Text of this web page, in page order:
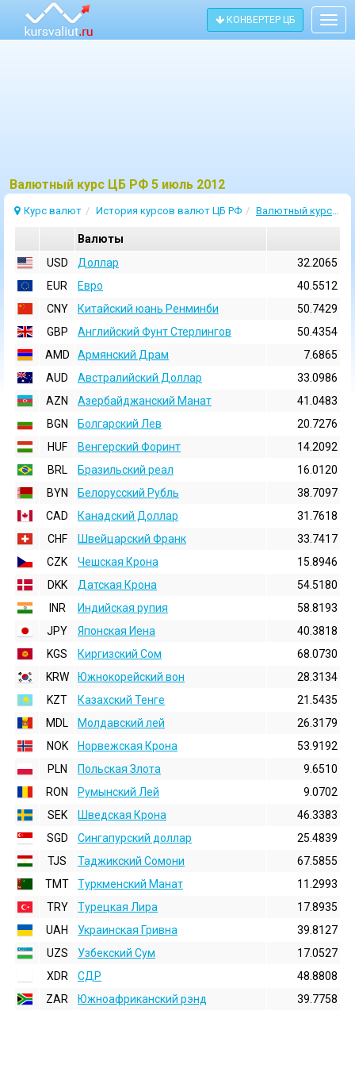
КОНВЕРТЕР ЦБ
Bалютный курс ЦБ РФ 5 июль 2012
Курс валют История курсов валют ЦБ РФ Валютный курс 5 Июль 2012
Валюты
USD
Доллар
32.2065
EUR
Евро
40.5512
CNY
Китайский юань Ренминби
50.7429
GBP
Английский Фунт Стерлингов
50.4354
AMD
Армянский Драм
7.6865
AUD
Австралийский Доллар
33.0986
AZN
Азербайджанский Манат
41.0483
BGN
Болгарский Лев
20.7276
HUF
Венгерский Форинт
14.2092
BRL
Бразильский реал
16.0120
BYN
Белорусский Рубль
38.7097
CAD
Канадский Доллар
31.7618
CHF
Швейцарский Франк
33.7417
CZK
Чешская Крона
15.8946
DKK
Датская Крона
54.5180
INR
Индийская pупия
58.8193
JPY
Японская Иена
40.3818
KGS
Киргизский Сом
68.0730
KRW
Южнокорейский вон
28.3134
KZT
Казахский Тенге
21.5435
MDL
Молдавский лей
26.3179
NOK
Норвежская Крона
53.9192
PLN
Польская Злота
9.6510
RON
Румынский Лей
9.0702
SEK
Шведская Крона
46.3383
SGD
Сингапурский доллар
25.4839
TJS
Таджикский Сомони
67.5855
TMT
Туркменский Манат
11.2993
TRY
Турецкая Лира
17.8935
UAH
Украинская Гривна
39.8127
UZS
Узбекский Сум
17.0527
XDR
СДР
48.8808
ZAR
Южноафриканский рэнд 39.7758